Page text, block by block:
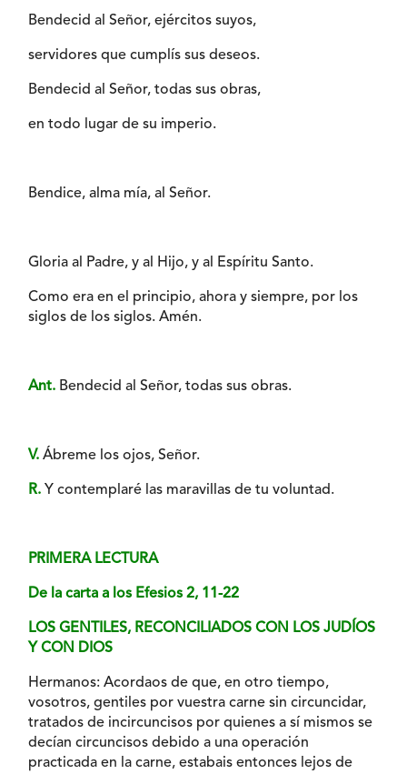
Bendecid al Señor, ejércitos suyos,
servidores que cumplís sus deseos.
Bendecid al Señor, todas sus obras,
en todo lugar de su imperio.
Bendice, alma mía, al Señor.
Gloria al Padre, y al Hijo, y al Espíritu Santo.
Como era en el principio, ahora y siempre, por los
siglos de los siglos. Amén.
Ant. Bendecid al Señor, todas sus obras.
V. Ábreme los ojos, Señor.
R. Y contemplaré las maravillas de tu voluntad.
PRIMERA LECTURA
De la carta a los Efesios 2, 11-22
LOS GENTILES, RECONCILIADOS CON LOS JUDÍOS
Y CON DIOS
Hermanos: Acordaos de que, en otro tiempo,
vosotros, gentiles por vuestra carne sin circuncidar,
tratados de incircuncisos por quienes a sí mismos se
decían circuncisos debido a una operación
practicada en la carne, estabais entonces lejos de